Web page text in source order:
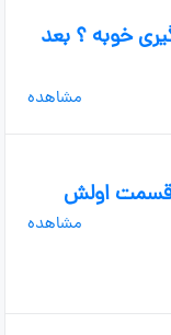
خوبه ؟ بعد
مشاهده
قسمت اولش
مشاهده